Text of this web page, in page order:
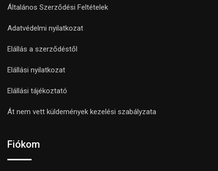
Általános Szerződési Feltételek
Adatvédelmi nyilatkozat
Elállás a szerződéstől
Elállási nyilatkozat
Elállási tájékoztató
Át nem vett küldemények kezelési szabályzata
Fiókom